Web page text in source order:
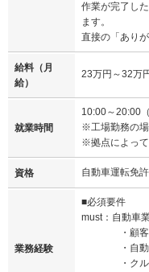
作業が完了し
ます。
直接の「あり
給料（月
給）
23万円～32万
就業時間
10:00～20:00
※工場勤務の場
※拠点によっ
資格 自動車運転免
業務経験
■必須要件
must：自動車
・顧客と30
・自動車業
・クルマ関